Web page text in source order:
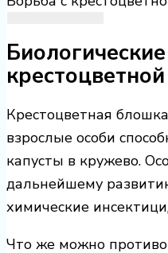
Крестоцветная
взрослые особи
капусты в кружево.
дальнейшему
химические
Что же можно